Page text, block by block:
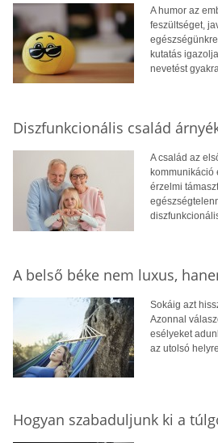
A humor az
feszültséget,
kutatás
nevetést
Diszfunkcionális család
A család az
kommunikáció
érzelmi
A belső béke nem luxus,
Sokáig azt
Azonnal
esélyeket
az utolsó
Hogyan szabaduljunk ki a